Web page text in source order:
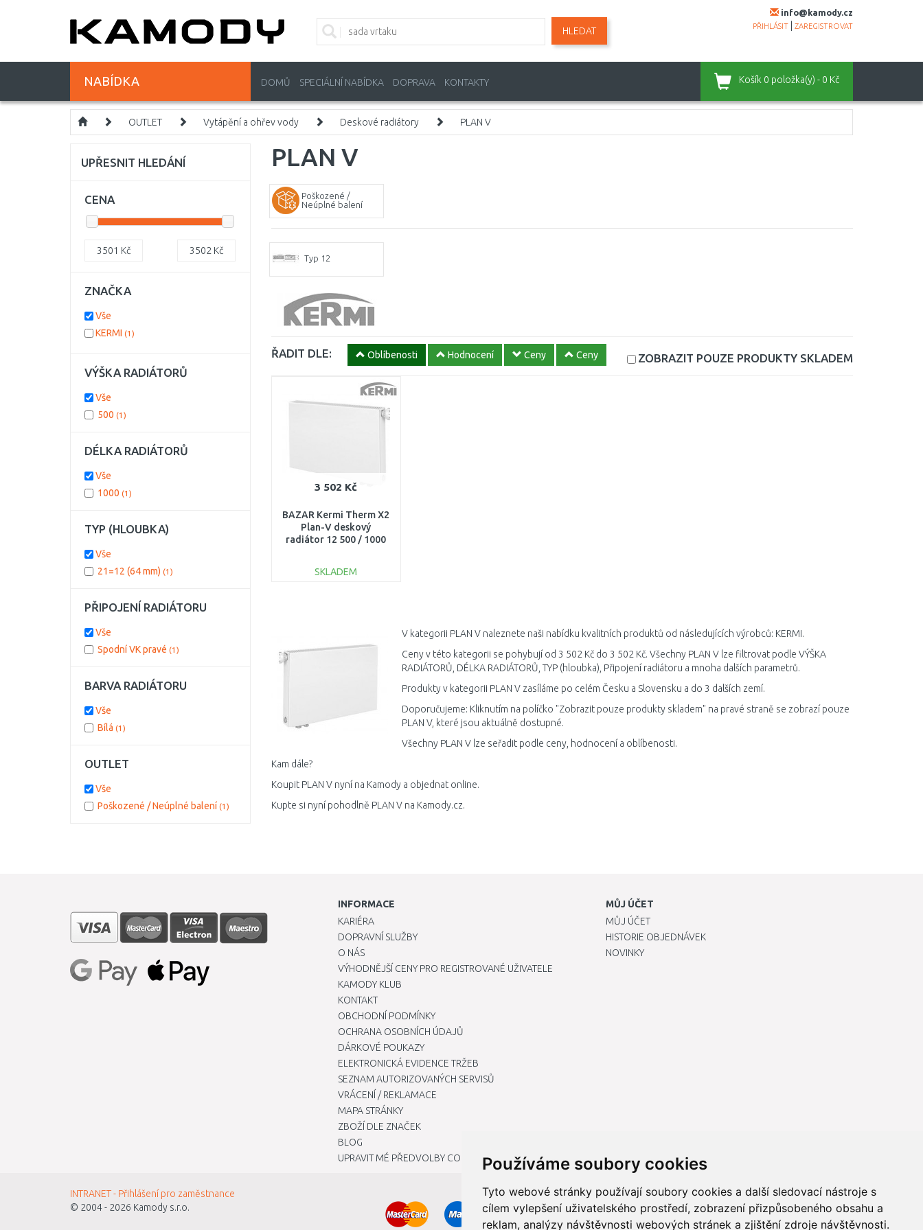
Používáme soubory cookies
Tyto webové stránky používají soubory cookies a další sledovací nástroje s
cílem vylepšení uživatelského prostředí, zobrazení přizpůsobeného obsahu a
reklam, analýzy návštěvnosti webových stránek a zjištění zdroje návštěvnosti.
info@kamody.cz
PŘIHLÁSIT ZAREGISTROVAT
HLEDAT
NABÍDKA DOMŮ SPECIÁLNÍ NABÍDKA DOPRAVA KONTAKTY Košík 0 položka(y) - 0 Kč
OUTLET Vytápění a ohřev vody Deskové radiátory PLAN V
PLAN V
Poškozené /
Neúplné balení
Typ 12
ŘADIT DLE: Oblíbenosti Hodnocení Ceny Ceny ZOBRAZIT POUZE PRODUKTY SKLADEM
3 502 Kč
BAZAR Kermi Therm X2
Plan-V deskový
radiátor 12 500 / 1000
SKLADEM
V kategorii PLAN V naleznete naši nabídku kvalitních produktů od následujících výrobců: KERMI.
Ceny v této kategorii se pohybují od 3 502 Kč do 3 502 Kč. Všechny PLAN V lze filtrovat podle VÝŠKA
RADIÁTORŮ, DÉLKA RADIÁTORŮ, TYP (hloubka), Připojení radiátoru a mnoha dalších parametrů.
Produkty v kategorii PLAN V zasíláme po celém Česku a Slovensku a do 3 dalších zemí.
Doporučujeme: Kliknutím na políčko "Zobrazit pouze produkty skladem" na pravé straně se zobrazí pouze
PLAN V, které jsou aktuálně dostupné.
Všechny PLAN V lze seřadit podle ceny, hodnocení a oblíbenosti.
Kam dále?
Koupit PLAN V nyní na Kamody a objednat online.
Kupte si nyní pohodlně PLAN V na Kamody.cz.
UPŘESNIT HLEDÁNÍ
CENA
3501 Kč 3502 Kč
ZNAČKA
Vše
KERMI (1)
VÝŠKA RADIÁTORŮ
Vše
500 (1)
DÉLKA RADIÁTORŮ
Vše
1000 (1)
TYP (HLOUBKA)
Vše
21=12 (64 mm) (1)
PŘIPOJENÍ RADIÁTORU
Vše
Spodní VK pravé (1)
BARVA RADIÁTORU
Vše
Bílá (1)
OUTLET
Vše
Poškozené / Neúplné balení (1)
INFORMACE
KARIÉRA
DOPRAVNÍ SLUŽBY
O NÁS
VÝHODNĚJŠÍ CENY PRO REGISTROVANÉ UŽIVATELE
KAMODY KLUB
KONTAKT
OBCHODNÍ PODMÍNKY
OCHRANA OSOBNÍCH ÚDAJŮ
DÁRKOVÉ POUKAZY
ELEKTRONICKÁ EVIDENCE TRŽEB
SEZNAM AUTORIZOVANÝCH SERVISŮ
VRÁCENÍ / REKLAMACE
MAPA STRÁNKY
ZBOŽÍ DLE ZNAČEK
BLOG
UPRAVIT MÉ PŘEDVOLBY COOKIES
MŮJ ÚČET
MŮJ ÚČET
HISTORIE OBJEDNÁVEK
NOVINKY
INTRANET - Přihlášení pro zaměstnance
© 2004 - 2026 Kamody s.r.o.